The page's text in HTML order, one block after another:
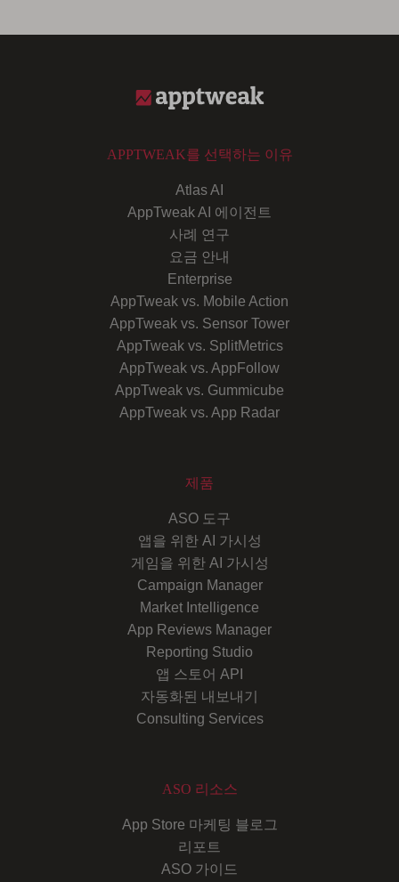
APPTWEAK를 선택하는 이유
Atlas AI
AppTweak AI 에이전트
사례 연구
요금 안내
Enterprise
AppTweak vs. Mobile Action
AppTweak vs. Sensor Tower
AppTweak vs. SplitMetrics
AppTweak vs. AppFollow
AppTweak vs. Gummicube
AppTweak vs. App Radar
제품
ASO 도구
앱을 위한 AI 가시성
게임을 위한 AI 가시성
Campaign Manager
Market Intelligence
App Reviews Manager
Reporting Studio
앱 스토어 API
자동화된 내보내기
Consulting Services
ASO 리소스
App Store 마케팅 블로그
리포트
ASO 가이드